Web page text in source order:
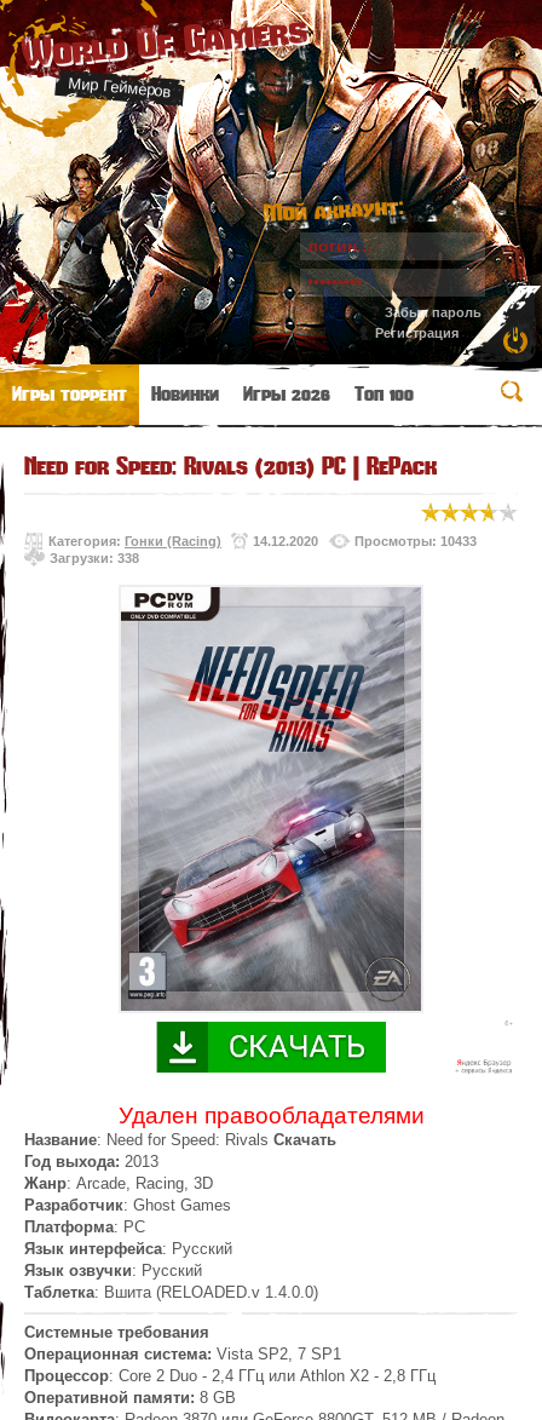
World Of Gamers
Мир Геймеров
Мой аккаунт:
Забыл пароль
Регистрация
Игры торрент Новинки Игры 2026 Топ 100
Need for Speed: Rivals (2013) PC | RePack
Категория: Гонки (Racing) 14.12.2020
Просмотры: 10433
Загрузки: 338
Удален правообладателями
Название: Need for Speed: Rivals Скачать
Год выхода: 2013
Жанр: Arcade, Racing, 3D
Разработчик: Ghost Games
Платформа: PC
Язык интерфейса: Русский
Язык озвучки: Русский
Таблетка: Вшита (RELOADED.v 1.4.0.0)
Системные требования
Операционная система: Vista SP2, 7 SP1
Процессор: Core 2 Duo - 2,4 ГГц или Athlon X2 - 2,8 ГГц
Оперативной памяти: 8 GB